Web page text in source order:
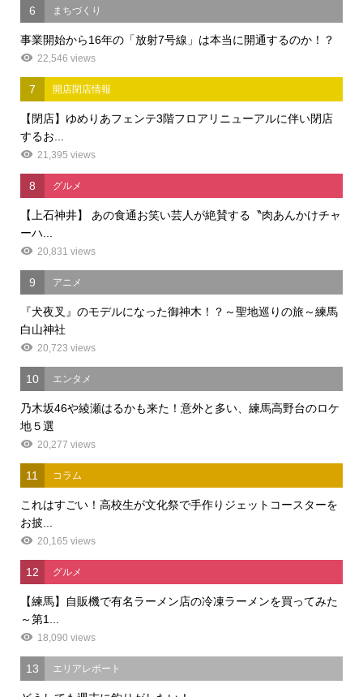
6 まちづくり
事業開始から16年の「放射7号線」は本当に開通するのか！？
22,546 views
7 開店閉店情報
【閉店】ゆめりあフェンテ3階フロアリニューアルに伴い閉店
するお...
21,395 views
8 グルメ
【上石神井】 あの食通お笑い芸人が絶賛する〝肉あんかけチャ
ーハ...
20,831 views
9 アニメ
『犬夜叉』のモデルになった御神木！？～聖地巡りの旅～練馬
白山神社
20,723 views
10 エンタメ
乃木坂46や綾瀬はるかも来た！意外と多い、練馬高野台のロケ
地５選
20,277 views
11 コラム
これはすごい！高校生が文化祭で手作りジェットコースターを
お披...
20,165 views
12 グルメ
【練馬】自販機で有名ラーメン店の冷凍ラーメンを買ってみた
～第1...
18,090 views
13 エリアレポート